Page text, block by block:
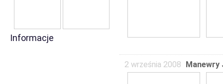
Informacje
2 września 2008 Manewry